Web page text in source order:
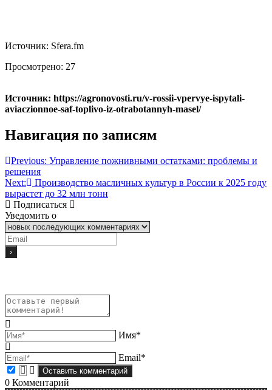
Источник: Sfera.fm
Просмотрено: 27
Источник: https://agronovosti.ru/v-rossii-vpervye-ispytali-
aviaczionnoe-saf-toplivo-iz-otrabotannyh-masel/
Навигация по записям
Previous: Управление пожнивными остатками: проблемы и
решения
Next:
Производство масличных культур в России к 2025 году
вырастет до 32 млн тонн
Подписаться
Уведомить о
Имя*
Email*
0 Комментарий